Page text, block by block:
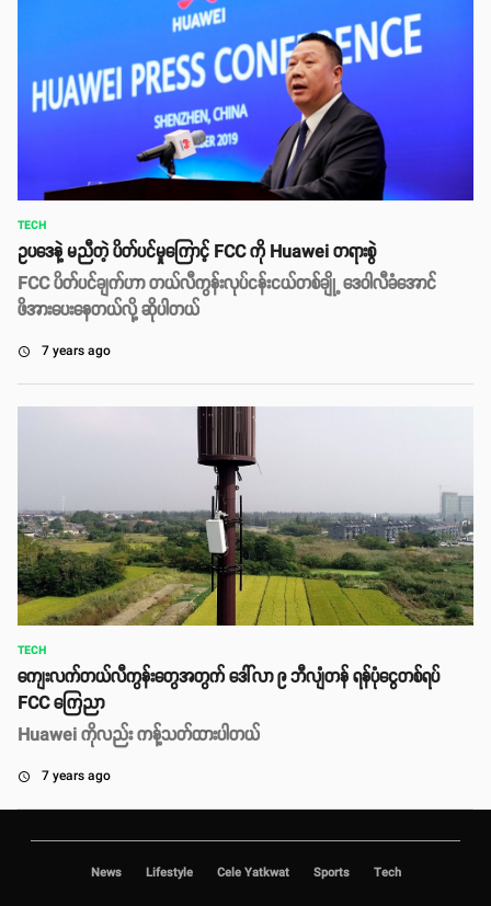
TECH
ဥပဒေနဲ့ မညီတဲ့ ပိတ်ပင်မှုကြောင့် FCC ကို Huawei တရားစွဲ
FCC ပိတ်ပင်ချက်ဟာ တယ်လီကွန်းလုပ်ငန်းငယ်တစ်ချို့ ဒေဝါလီခံအောင်
ဖိအားပေး‌နေတယ်လို့ ဆိုပါတယ်
access_time 7 years ago
TECH
ကျေးလက်တယ်လီကွန်းတွေအတွက် ဒေါ်လာ ၉ ဘီလျံတန် ရန်ပုံငွေတစ်ရပ်
FCC ကြေညာ
Huawei ကိုလည်း ကန့်သတ်ထားပါတယ်
access_time 7 years ago
News Lifestyle Cele Yatkwat Sports Tech